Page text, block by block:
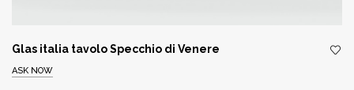
Glas italia tavolo Specchio di Venere
ASK NOW